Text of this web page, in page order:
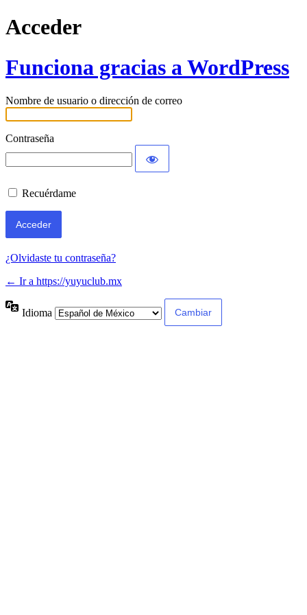
Acceder
Funciona gracias a WordPress
Nombre de usuario o dirección de correo
Contraseña
Recuérdame
¿Olvidaste tu contraseña?
← Ir a https://yuyuclub.mx
Idioma